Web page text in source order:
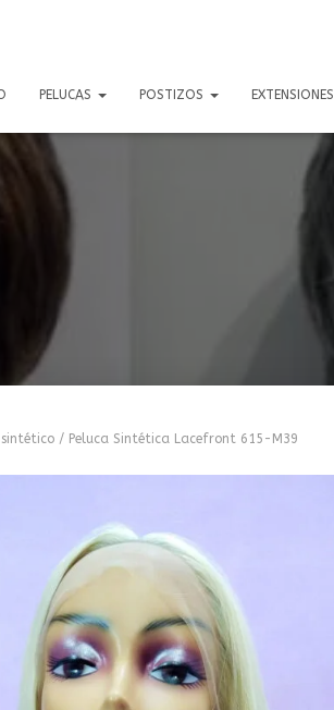
PELUCAS POSTIZOS EXTENSIONES
/ Peluca Sintética Lacefront 615-M39